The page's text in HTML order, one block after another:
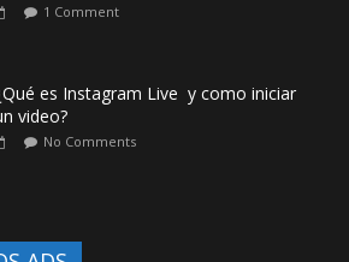
1 Comment
es Instagram Live y como iniciar
video?
No Comments